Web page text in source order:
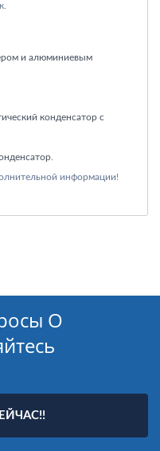
и алюминиевым
конденсатор с
.
информации!
О